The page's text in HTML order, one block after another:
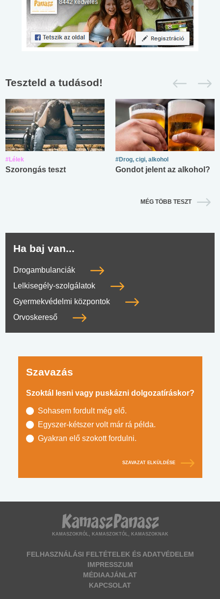
Teszteld a tudásod!
#Lélek
Szorongás teszt
#Drog, cigi, alkohol
Gondot jelent az alkohol?
MÉG TÖBB TESZT
Ha baj van...
Drogambulanciák
Lelkisegély-szolgálatok
Gyermekvédelmi központok
Orvoskereső
Szavazás
Szoktál lesni vagy puskázni dolgozatíráskor?
Sohasem fordult még elő.
Egyszer-kétszer volt már rá példa.
Gyakran elő szokott fordulni.
SZAVAZAT ELKÜLDÉSE
KAMASZOKRÓL, KAMASZOKTÓL, KAMASZOKNAK
FELHASZNÁLÁSI FELTÉTELEK ÉS ADATVÉDELEM
IMPRESSZUM
MÉDIAAJÁNLAT
KAPCSOLAT